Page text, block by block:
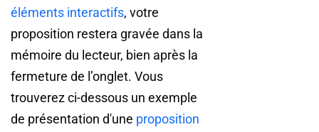
éléments interactifs, votre
proposition restera gravée dans la
mémoire du lecteur, bien après la
fermeture de l’onglet. Vous
trouverez ci-dessous un exemple
de présentation d'une proposition